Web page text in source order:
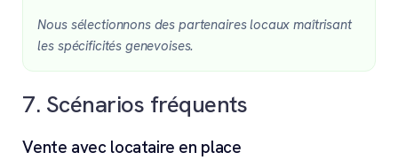
Nous sélectionnons des partenaires locaux maîtrisant
les spécificités genevoises.
7. Scénarios fréquents
Vente avec locataire en place